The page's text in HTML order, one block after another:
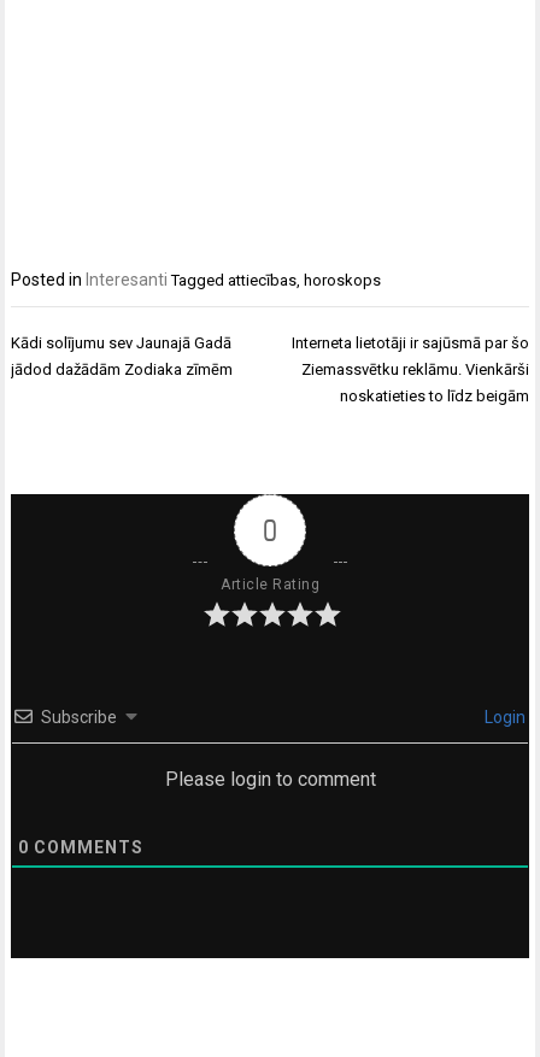
Posted in Interesanti Taggedattiecības horoskops
Ziņu
izvēlne
Kādi solījumu sev Jaunajā Gadā
jādod dažādām Zodiaka zīmēm
Interneta lietotāji ir sajūsmā par šo
Ziemassvētku reklāmu. Vienkārši
noskatieties to līdz beigām
0
Article Rating
Subscribe Login
Please login to comment
0 COMMENTS